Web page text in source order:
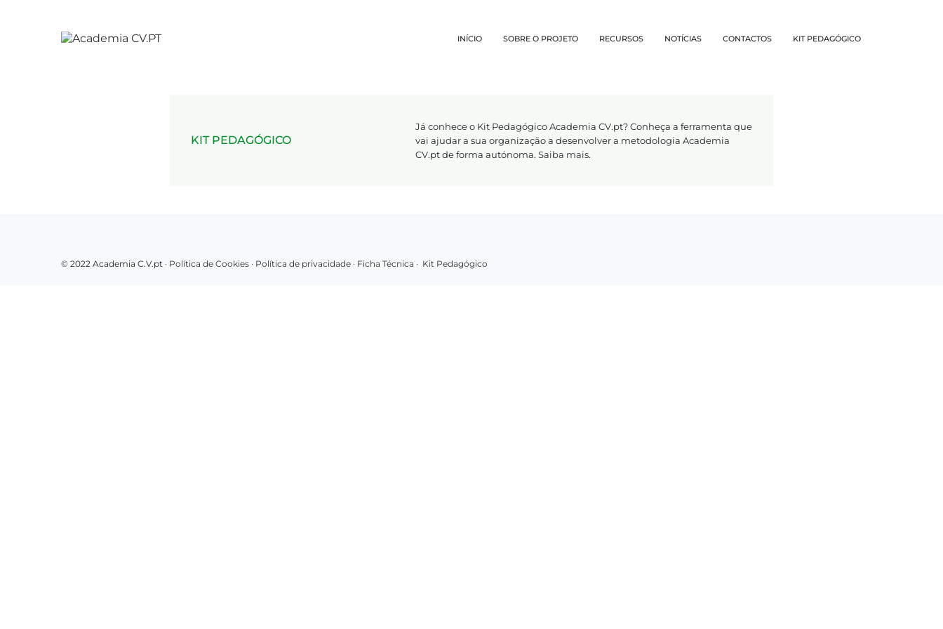
INÍCIO SOBRE O PROJETO RECURSOS NOTÍCIAS CONTACTOS KIT PEDAGÓGICO
KIT PEDAGÓGICO
Já conhece o Kit Pedagógico Academia CV.pt? Conheça a ferramenta que
vai ajudar a sua organização a desenvolver a metodologia Academia
CV.pt de forma autónoma. Saiba mais.
© 2022 Academia C.V.pt · Política de Cookies · Política de privacidade · Ficha Técnica · Kit Pedagógico